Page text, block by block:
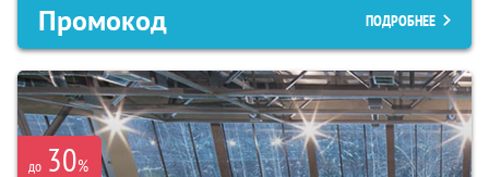
Промокод ПОДРОБНЕЕ
до 30%